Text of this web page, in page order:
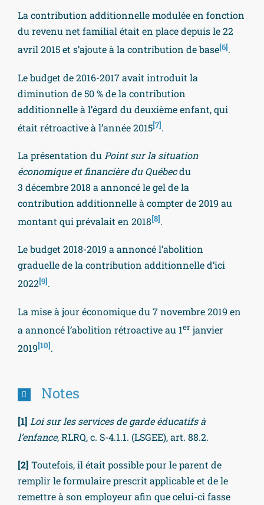
La contribution additionnelle modulée en fonction
du revenu net familial était en place depuis le 22
avril 2015 et s’ajoute à la contribution de base[6].
Le budget de 2016-2017 avait introduit la
diminution de 50 % de la contribution
additionnelle à l’égard du deuxième enfant, qui
était rétroactive à l’année 2015[7].
La présentation du Point sur la situation
économique et financière du Québecdu
3 décembre 2018 a annoncé le gel de la
contribution additionnelle à compter de 2019 au
montant qui prévalait en 2018[8].
Le budget 2018-2019 a annoncé l’abolition
graduelle de la contribution additionnelle d’ici
2022[9].
La mise à jour économique du 7 novembre 2019 en
a annoncé l’abolition rétroactive au 1er janvier
2019[10].
Notes
[1] Loi sur les services de garde éducatifs à
l’enfance, RLRQ, c. S-4.1.1. (LSGEE), art. 88.2.
[2] Toutefois, il était possible pour le parent de
remplir le formulaire prescrit applicable et de le
remettre à son employeur afin que celui-ci fasse